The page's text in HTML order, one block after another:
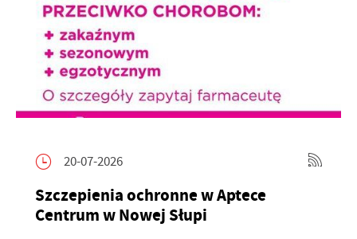
20-07-2026
Szczepienia ochronne w Aptece
Centrum w Nowej Słupi